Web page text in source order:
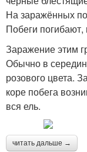
На заражённых
Побеги погибают,
Заражение этим
Обычно в
розового цвета.
коре побега
вся ель.
читать дальше →